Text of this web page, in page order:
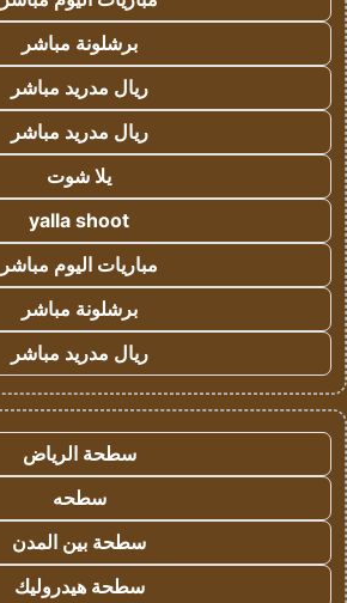
برشلونة مباشر
ريال مدريد مباشر
ريال مدريد مباشر
يلا شوت
yalla shoot
مباريات اليوم مباشر
برشلونة مباشر
ريال مدريد مباشر
سطحة الرياض
سطحه
سطحة بين المدن
سطحة هيدروليك